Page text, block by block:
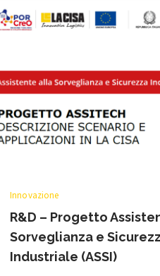
Innovazione
R&D – Progetto
Sorveglianza e
Industriale (ASSI)